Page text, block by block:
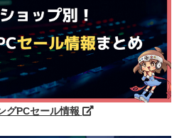
グPCセール情報